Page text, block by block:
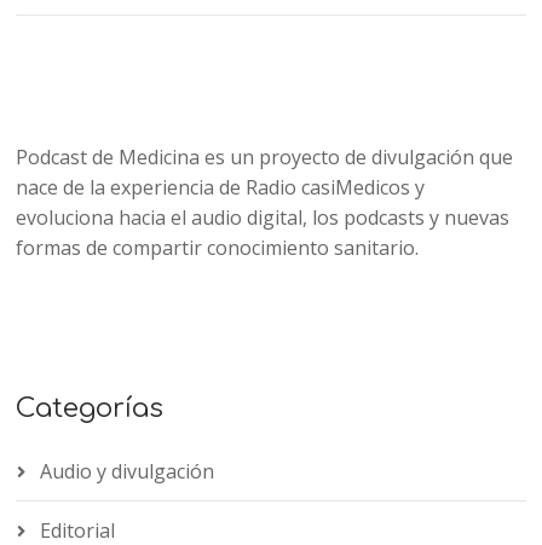
Podcast de Medicina es un proyecto de divulgación que
nace de la experiencia de Radio casiMedicos y
evoluciona hacia el audio digital, los podcasts y nuevas
formas de compartir conocimiento sanitario.
Categorías
Audio y divulgación
Editorial